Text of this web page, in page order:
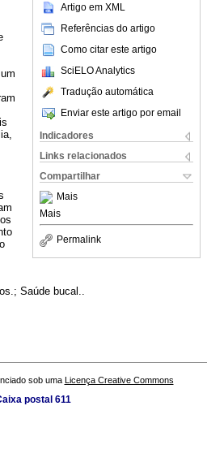
Artigo em XML
Referências do artigo
Como citar este artigo
SciELO Analytics
Tradução automática
Enviar este artigo por email
Indicadores
Links relacionados
Compartilhar
Mais
Mais
Permalink
Saúde bucal..
sob uma Licença Creative Commons
postal 611